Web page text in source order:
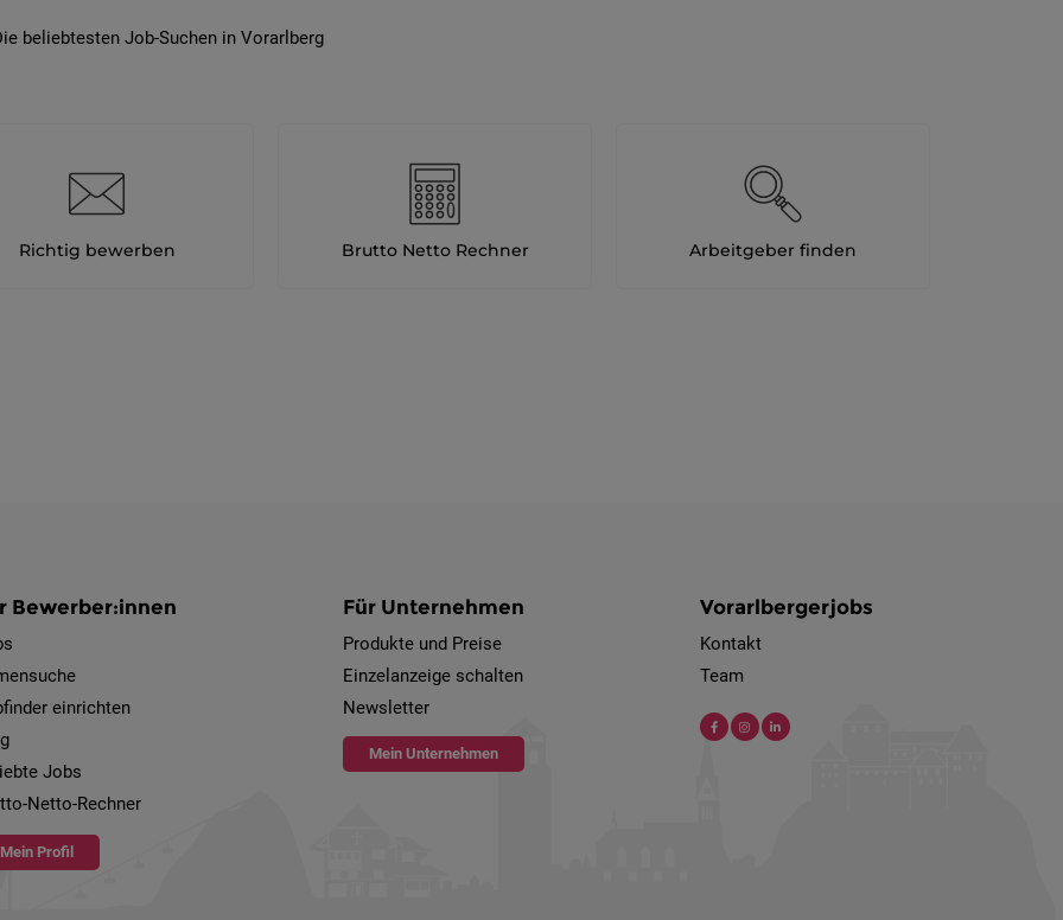
beliebtesten Job-Suchen in Vorarlberg
Richtig bewerben Brutto Netto Rechner Arbeitgeber finden
Bewerber:innen
einrichten
Jobs
Netto-Rechner
Mein Profil
Für Unternehmen
Produkte und Preise
Einzelanzeige schalten
Newsletter
Mein Unternehmen
Vorarlbergerjobs
Kontakt
Team